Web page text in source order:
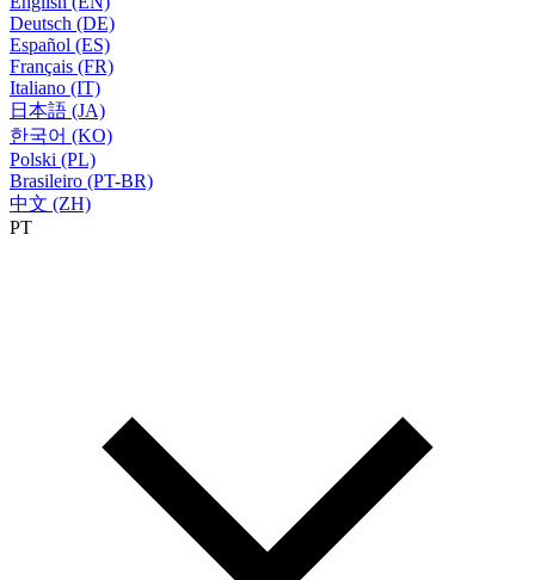
Deutsch (DE)
Español (ES)
Français (FR)
Italiano (IT)
日本語 (JA)
한국어 (KO)
Polski (PL)
Brasileiro (PT-BR)
中文 (ZH)
PT